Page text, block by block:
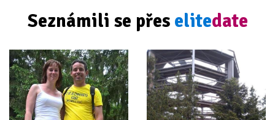
Seznámili se přes elitedate